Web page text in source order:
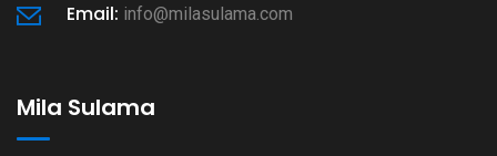
Email: info@milasulama.com
Mila Sulama